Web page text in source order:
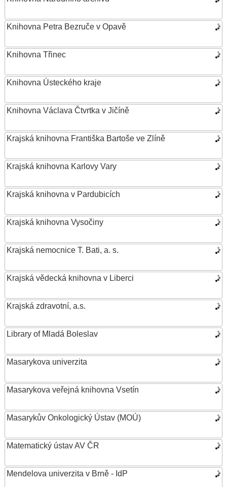
Knihovna Petra Bezruče v Opavě
Knihovna Třinec
Knihovna Ústeckého kraje
Knihovna Václava Čtvrtka v Jičíně
Krajská knihovna Františka Bartoše ve Zlíně
Krajská knihovna Karlovy Vary
Krajská knihovna v Pardubicích
Krajská knihovna Vysočiny
Krajská nemocnice T. Bati, a. s.
Krajská vědecká knihovna v Liberci
Krajská zdravotní, a.s.
Library of Mladá Boleslav
Masarykova univerzita
Masarykova veřejná knihovna Vsetín
Masarykův Onkologický Ústav (MOÚ)
Matematický ústav AV ČR
Mendelova univerzita v Brně - IdP